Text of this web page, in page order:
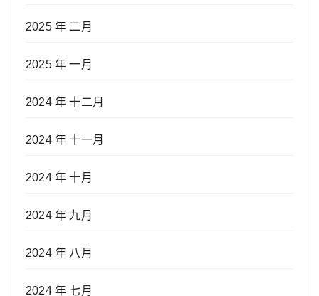
2025 年 二月
2025 年 一月
2024 年 十二月
2024 年 十一月
2024 年 十月
2024 年 九月
2024 年 八月
2024 年 七月